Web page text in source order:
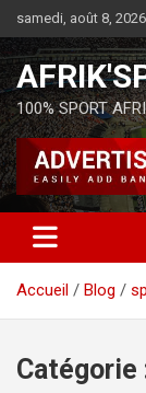
samedi, août 8, 2026
100% SPORT
Accueil Blog
Catégorie